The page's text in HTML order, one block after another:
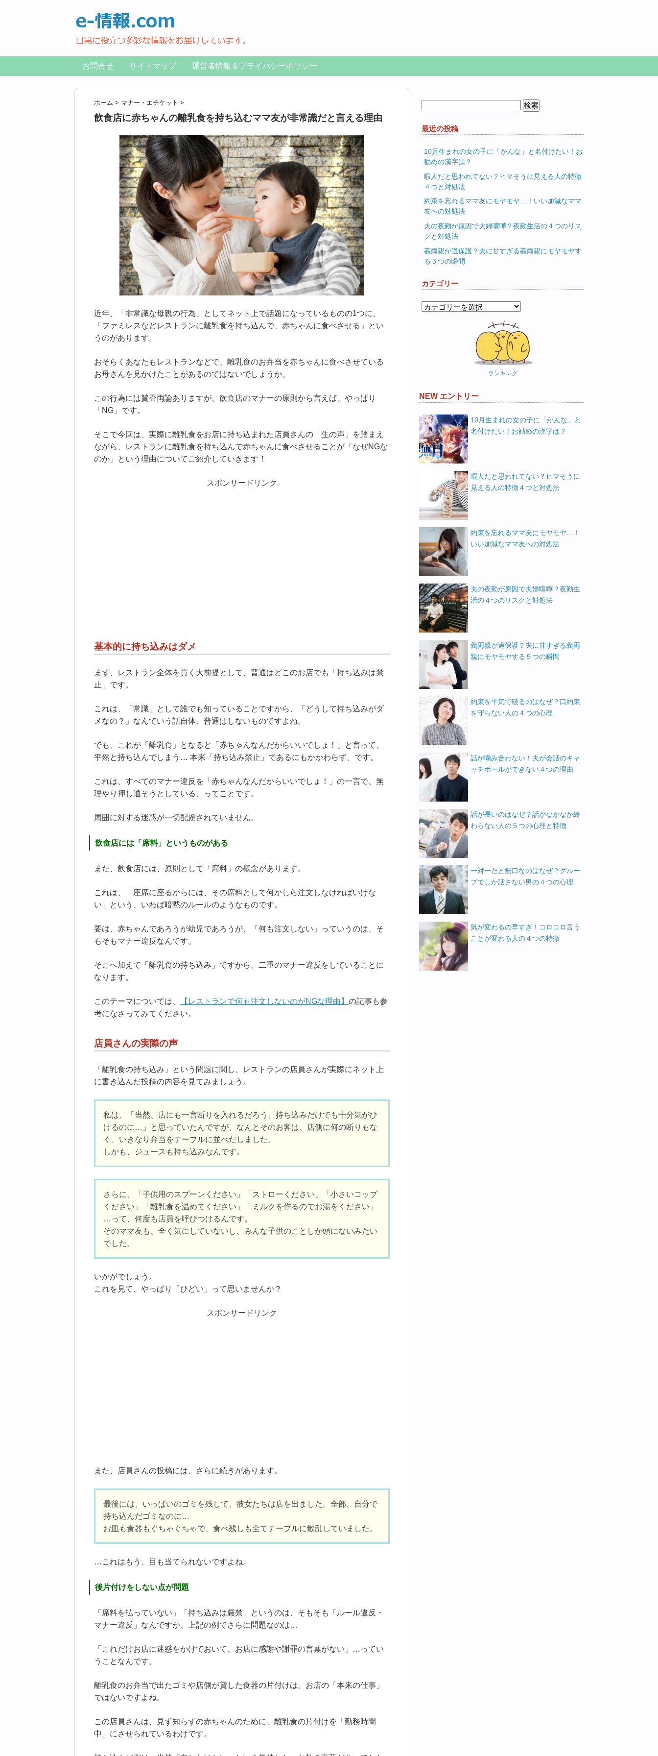
お問合せ サイトマップ 運営者情報＆プライバシーポリシー
ホーム > マナー・エチケット >
飲食店に赤ちゃんの離乳食を持ち込むママ友が非常識だと言える理由
近年、「非常識な母親の行為」としてネット上で話題になっているものの1つに、
「ファミレスなどレストランに離乳食を持ち込んで、赤ちゃんに食べさせる」とい
うのがあります。
おそらくあなたもレストランなどで、離乳食のお弁当を赤ちゃんに食べさせている
お母さんを見かけたことがあるのではないでしょうか。
この行為には賛否両論ありますが、飲食店のマナーの原則から言えば、やっぱり
「NG」です。
そこで今回は、実際に離乳食をお店に持ち込まれた店員さんの「生の声」を踏まえ
ながら、レストランに離乳食を持ち込んで赤ちゃんに食べさせることが「なぜNGな
のか」という理由についてご紹介していきます！
スポンサードリンク
基本的に持ち込みはダメ
まず、レストラン全体を貫く大前提として、普通はどこのお店でも「持ち込みは禁
止」です。
これは、「常識」として誰でも知っていることですから、「どうして持ち込みがダ
メなの？」なんていう話自体、普通はしないものですよね。
でも、これが「離乳食」となると「赤ちゃんなんだからいいでしょ！」と言って、
平然と持ち込んでしまう… 本来「持ち込み禁止」であるにもかかわらず、です。
これは、すべてのマナー違反を「赤ちゃんなんだからいいでしょ！」の一言で、無
理やり押し通そうとしている、ってことです。
周囲に対する迷惑が一切配慮されていません。
飲食店には「席料」というものがある
また、飲食店には、原則として「席料」の概念があります。
これは、「座席に座るからには、その席料として何かしら注文しなければいけな
い」という、いわば暗黙のルールのようなものです。
要は、赤ちゃんであろうが幼児であろうが、「何も注文しない」っていうのは、そ
もそもマナー違反なんです。
そこへ加えて「離乳食の持ち込み」ですから、二重のマナー違反をしていることに
なります。
このテーマについては、 【レストランで何も注文しないのがNGな理由】 の記事も参
考になさってみてください。
店員さんの実際の声
「離乳食の持ち込み」という問題に関し、レストランの店員さんが実際にネット上
に書き込んだ投稿の内容を見てみましょう。
私は、「当然、店にも一言断りを入れるだろう。持ち込みだけでも十分気がひ
けるのに…」と思っていたんですが、なんとそのお客は、店側に何の断りもな
く、いきなり弁当をテーブルに並べだしました。
しかも、ジュースも持ち込みなんです。
さらに、「子供用のスプーンください」「ストローください」「小さいコップ
ください」「離乳食を温めてください」「ミルクを作るのでお湯をください」
…って、何度も店員を呼びつけるんです。
そのママ友も、全く気にしていないし、みんな子供のことしか頭にないみたい
でした。
いかがでしょう。
これを見て、やっぱり「ひどい」って思いませんか？
スポンサードリンク
また、店員さんの投稿には、さらに続きがあります。
最後には、いっぱいのゴミを残して、彼女たちは店を出ました。全部、自分で
持ち込んだゴミなのに…
お皿も食器もぐちゃぐちゃで、食べ残しも全てテーブルに散乱していました。
…これはもう、目も当てられないですよね。
後片付けをしない点が問題
「席料を払っていない」「持ち込みは厳禁」というのは、そもそも「ルール違反・
マナー違反」なんですが、上記の例でさらに問題なのは…
「これだけお店に迷惑をかけておいて、お店に感謝や謝罪の言葉がない」…ってい
うことなんです。
離乳食のお弁当で出たゴミや店側が貸した食器の片付けは、お店の「本来の仕事」
ではないですよね。
この店員さんは、見ず知らずの赤ちゃんのために、離乳食の片付けを「勤務時間
中」にさせられているわけです。
最近の投稿
10月生まれの女の子に「かんな」と名付けたい！お
勧めの漢字は？
暇人だと思われてない？ヒマそうに見える人の特徴
４つと対処法
約束を忘れるママ友にモヤモヤ…！いい加減なママ
友への対処法
夫の夜勤が原因で夫婦喧嘩？夜勤生活の４つのリス
クと対処法
義両親が過保護？夫に甘すぎる義両親にモヤモヤす
る５つの瞬間
カテゴリー
カ
ランキング
NEW エントリー
10月生まれの女の子に「かんな」と
名付けたい！お勧めの漢字は？
暇人だと思われてない？ヒマそうに
見える人の特徴４つと対処法
約束を忘れるママ友にモヤモヤ…！
いい加減なママ友への対処法
夫の夜勤が原因で夫婦喧嘩？夜勤生
活の４つのリスクと対処法
義両親が過保護？夫に甘すぎる義両
親にモヤモヤする５つの瞬間
約束を平気で破るのはなぜ？口約束
を守らない人の４つの心理
話が噛み合わない！夫が会話のキャ
ッチボールができない４つの理由
話が長いのはなぜ？話がなかなか終
わらない人の５つの心理と特徴
一対一だと無口なのはなぜ？グルー
プでしか話さない男の４つの心理
気が変わるの早すぎ！コロコロ言う
ことが変わる人の４つの特徴